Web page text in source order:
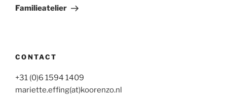
bericht
Familieatelier
CONTACT
+31 (0)6 1594 1409
mariette.effing(at)koorenzo.nl